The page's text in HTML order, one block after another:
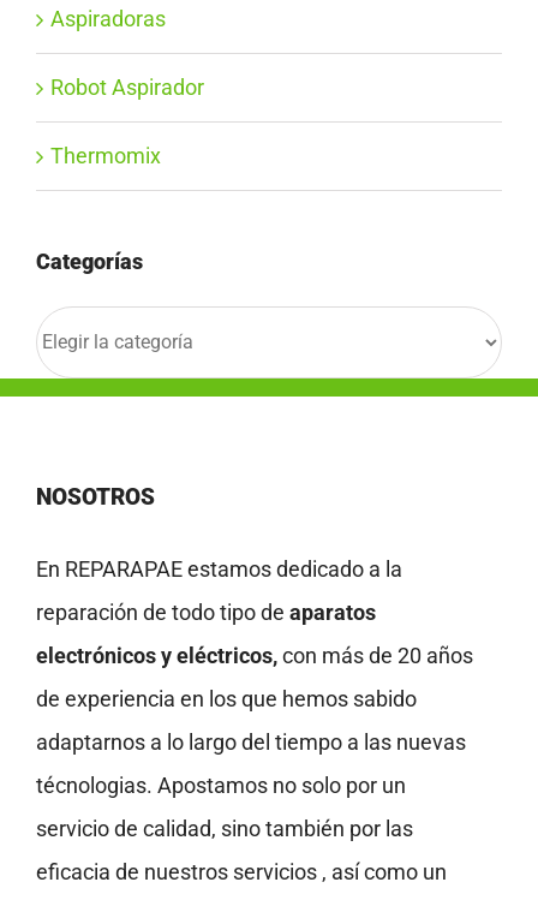
Aspiradoras
Robot Aspirador
Thermomix
Categorías
Categorías
NOSOTROS
En REPARAPAE estamos dedicado a la
reparación de todo tipo de aparatos
electrónicos y eléctricos,con más de 20 años
de experiencia en los que hemos sabido
adaptarnos a lo largo del tiempo a las nuevas
técnologias. Apostamos no solo por un
servicio de calidad, sino también por las
eficacia de nuestros servicios , así como un